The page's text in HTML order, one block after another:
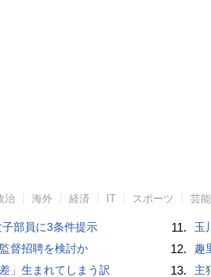
治 海外 経済 IT スポーツ 芸能
部員に3条件提示
督招聘を検討か
」生まれてしまう訳
11. 玉
12. 趣
13. 主